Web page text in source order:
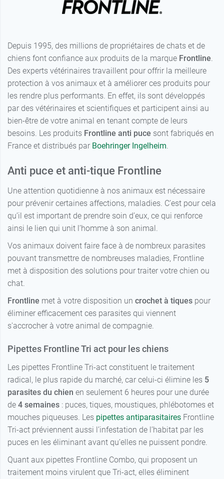
3 pipettes -
20-40 kg
23,99 €
3 pipettes - >
40 kg
6 pipettes - 2-
10 kg
26,99 €
6 pipettes -
10-20 kg
31,99 €
20-40 kg
37,99 €
6 pipettes - >
40 kg
42,99 €
Depuis 1995, des millions de propriétaires de chats et de
chiens font confiance aux produits de la marque Frontline
Des experts vétérinaires travaillent pour offrir la meilleure
protection à vos animaux et à améliorer ces produits pour
les rendre plus performants. En effet, ils sont développés
par des vétérinaires et scientifiques et participent ainsi au
bien-être de votre animal en tenant compte de leurs
besoins. Les produits Frontline anti puce sont fabriqués en
France et distribués par Boehringer Ingelheim
Anti puce et anti-tique Frontline
Une attention quotidienne à nos animaux est nécessaire
pour prévenir certaines affections, maladies. C’est pour cela
qu’il est important de prendre soin d’eux, ce qui renforce
ainsi le lien qui unit l’homme à son animal.
Vos animaux doivent faire face à de nombreux parasites
pouvant transmettre de nombreuses maladies, Frontline
met à disposition des solutions pour traiter votre chien ou
chat.
Frontline met à votre disposition un crochet à tiques pour
éliminer efficacement ces parasites qui viennent
s'accrocher à votre animal de compagnie.
Pipettes Frontline Tri act pour les chiens
Les pipettes Frontline Tri-act constituent le traitement
radical, le plus rapide du marché, car celui-ci élimine les 5
parasites du chien en seulement 6 heures pour une durée
de 4 semaines : puces, tiques, moustiques, phlébotomes et
mouches piqueuses. Les pipettes antiparasitaires Frontline
Tri-act préviennent aussi l’infestation de l’habitat par les
puces en les éliminant avant qu’elles ne puissent pondre.
Quant aux pipettes Frontline Combo, qui proposent un
traitement moins virulent que Tri-act, elles éliminent